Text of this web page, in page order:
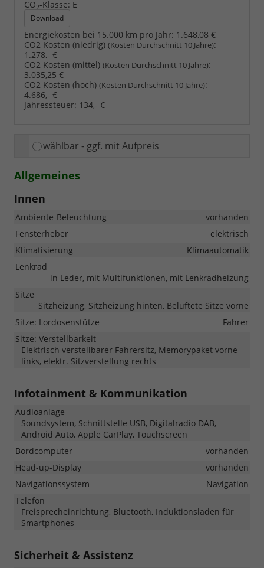
CO2-Klasse: E
Download
Energiekosten bei 15.000 km pro Jahr: 1.648,08 €
CO2 Kosten (niedrig) (Kosten Durchschnitt 10 Jahre):
1.278,- €
CO2 Kosten (mittel) (Kosten Durchschnitt 10 Jahre):
3.035,25 €
CO2 Kosten (hoch) (Kosten Durchschnitt 10 Jahre):
4.686,- €
Jahressteuer: 134,- €
wählbar - ggf. mit Aufpreis
Allgemeines
Innen
Ambiente-Beleuchtung
vorhanden
Fensterheber
elektrisch
Klimatisierung
Klimaautomatik
Lenkrad
in Leder, mit Multifunktionen, mit Lenkradheizung
Sitze
Sitzheizung, Sitzheizung hinten, Belüftete Sitze vorne
Sitze: Lordosenstütze
Fahrer
Sitze: Verstellbarkeit
Elektrisch verstellbarer Fahrersitz, Memorypaket vorne
links, elektr. Sitzverstellung rechts
Infotainment & Kommunikation
Audioanlage
Soundsystem, Schnittstelle USB, Digitalradio DAB,
Android Auto, Apple CarPlay, Touchscreen
Bordcomputer
vorhanden
Head-up-Display
vorhanden
Navigationssystem
Navigation
Telefon
Freisprecheinrichtung, Bluetooth, Induktionsladen für
Smartphones
Sicherheit & Assistenz